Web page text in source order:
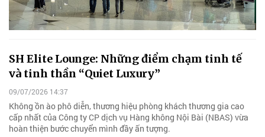
SH Elite Lounge: Những điểm chạm tinh tế
và tinh thần “Quiet Luxury”
09/07/2026 14:37
Không ồn ào phô diễn, thương hiệu phòng khách thương gia cao
cấp nhất của Công ty CP dịch vụ Hàng không Nội Bài (NBAS) vừa
hoàn thiện bước chuyển mình đầy ấn tượng.